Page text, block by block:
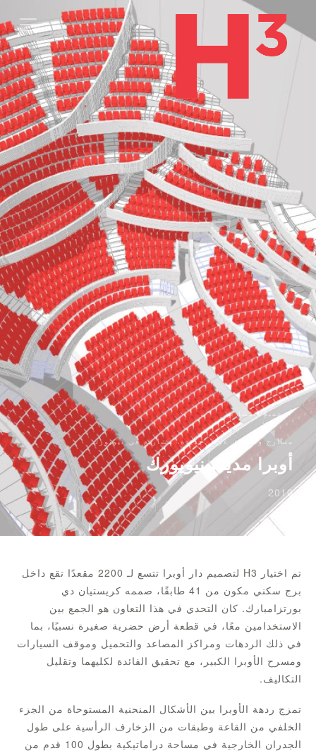
← جميع المشاريع
مسارح وقاعات عرض جديدة، مشاريع في نيويورك
أوبرا مدينة نيويورك
2010
تم اختيار H3 لتصميم دار أوبرا تتسع لـ 2200 مقعدًا تقع داخل
برج سكني مكون من 41 طابقًا، صممه كريستيان دي
بورتزامبارك. كان التحدي في هذا التعاون هو الجمع بين
الاستخدامين معًا، في قطعة أرض حضرية صغيرة نسبيًا، بما
في ذلك الردهات ومراكز المصاعد والتحميل وموقف السيارات
ومسرح الأوبرا الكبير، مع تحقيق الفائدة لكليهما وتقليل
التكاليف.
تمزج ردهة الأوبرا بين الأشكال المنحنية المستوحاة من الجزء
الخلفي من القاعة وطبقات من الزخارف الرأسية على طول
الجدران الخارجية في مساحة دراماتيكية بطول 100 قدم من